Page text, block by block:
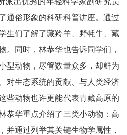
通俗形象的科研科普讲座。通过
生们了解了藏羚羊、野牦牛、藏
。同时，林恭华也告诉同学们，
型动物，尽管数量众多，却鲜为
对生态系统的贡献、与人类经济
些动物也许更能代表青藏高原的
恭华重点介绍了三类小动物：高
并通过列举其关键生物学属性，